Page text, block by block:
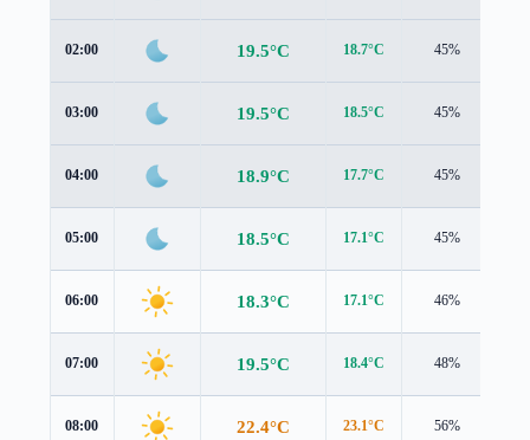
02:00 19.5°C 18.7°C 45%
03:00 19.5°C 18.5°C 45%
04:00 18.9°C 17.7°C 45%
05:00 18.5°C 17.1°C 45%
06:00 18.3°C 17.1°C 46%
07:00 19.5°C 18.4°C 48%
08:00 22.4°C 23.1°C 56%